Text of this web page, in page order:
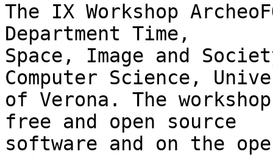
The IX Workshop
Department Time,
Space, Image and
Computer Science,
of Verona. The
free and open source
software and on the